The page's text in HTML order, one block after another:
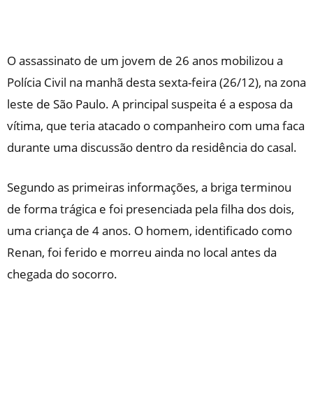
O assassinato de um jovem de 26 anos mobilizou a
Polícia Civil na manhã desta sexta-feira (26/12), na zona
leste de São Paulo. A principal suspeita é a esposa da
vítima, que teria atacado o companheiro com uma faca
durante uma discussão dentro da residência do casal.
Segundo as primeiras informações, a briga terminou
de forma trágica e foi presenciada pela filha dos dois,
uma criança de 4 anos. O homem, identificado como
Renan, foi ferido e morreu ainda no local antes da
chegada do socorro.